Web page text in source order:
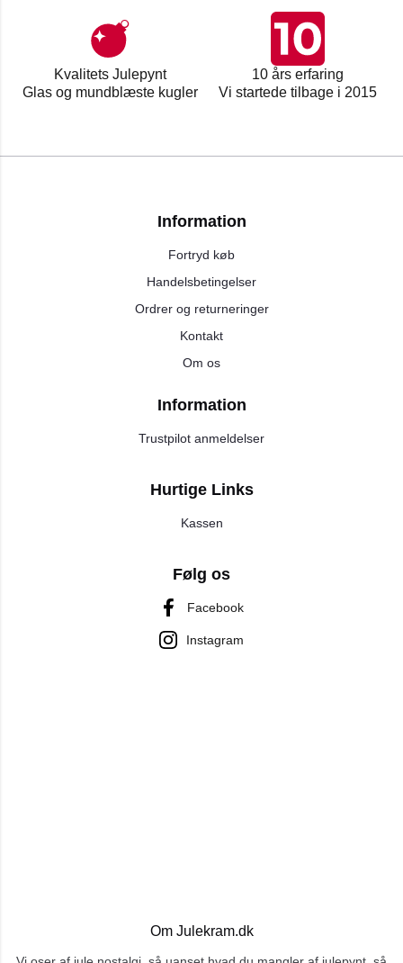
Kvalitets Julepynt
Glas og mundblæste kugler
10 års erfaring
Vi startede tilbage i 2015
Om Julekram.dk
Information
Fortryd køb
Handelsbetingelser
Ordrer og returneringer
Kontakt
Om os
Information
Trustpilot anmeldelser
Hurtige Links
Kassen
Følg os
Facebook
Instagram